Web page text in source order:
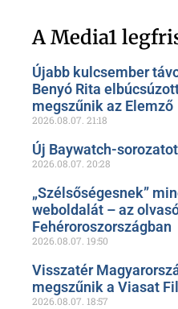
oldalunkon!
A Media1
Újabb kulcsember
Benyó Rita
megszűnik az Elemző
2026.08.07. 21:18
Új Baywatch-
2026.08.07. 20:28
„Szélsőségesnek”
weboldalát – az
Fehéroroszországban
2026.08.07. 19:50
Visszatér
megszűnik a Viasat
2026.08.07. 18:57